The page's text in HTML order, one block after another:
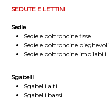
SEDUTE E LETTINI
Sedie
Sedie e poltroncine fisse
Sedie e poltroncine pieghevoli
Sedie e poltroncine impilabili
Sgabelli
Sgabelli alti
Sgabelli bassi